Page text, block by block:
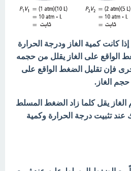
كانت كمية الغاز ودرجة الحرارة
الواقع على الغاز يقلل من حجمه
فإن تقليل الضغط الواقع على
الغاز.
يقل كلما زاد الضغط المسلط
تثبيت درجة الحرارة وكمية